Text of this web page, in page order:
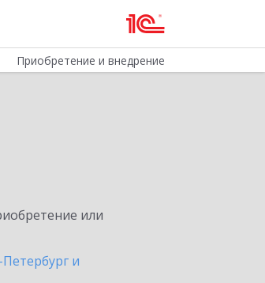
Приобретение и внедрение
или
и